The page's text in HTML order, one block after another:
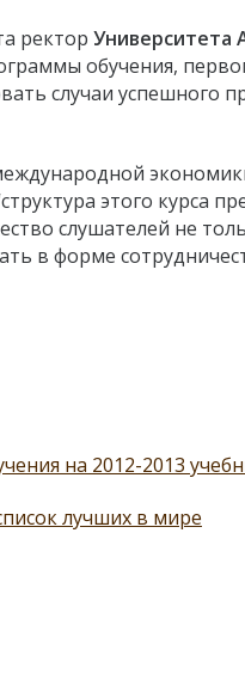
ректор Университета
обучения,
случаи успешного
этого курса
слушателей не
в форме
на 2012-2013
лучших в мире